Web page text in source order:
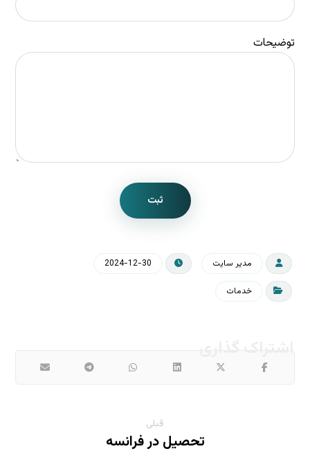
توضیحات
ثبت
مدیر سایت 2024-12-30
خدمات
قبلی
تحصیل در فرانسه